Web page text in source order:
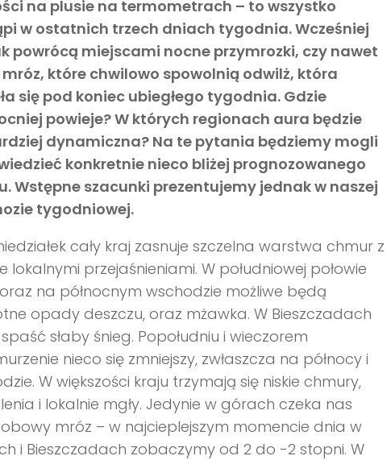
na plusie na termometrach – to wszystko
w ostatnich trzech dniach tygodnia. Wcześniej
powrócą miejscami nocne przymrozki, czy nawet
mróz, które chwilowo spowolnią odwilż, która
się pod koniec ubiegłego tygodnia. Gdzie
powieje? W których regionach aura będzie
dynamiczna? Na te pytania będziemy mogli
konkretnie nieco bliżej prognozowanego
Wstępne szacunki prezentujemy jednak w naszej
tygodniowej.
cały kraj zasnuje szczelna warstwa chmur z
lokalnymi przejaśnieniami. W południowej połowie
na północnym wschodzie możliwe będą
opady deszczu, oraz mżawka. W Bieszczadach
słaby śnieg. Popołudniu i wieczorem
nieco się zmniejszy, zwłaszcza na północy i
W większości kraju trzymają się niskie chmury,
i lokalnie mgły. Jedynie w górach czeka nas
mróz – w najcieplejszym momencie dnia w
i Bieszczadach zobaczymy od 2 do -2 stopni. W